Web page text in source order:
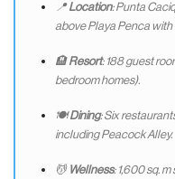
📍Location: Punta
above Playa Penca
🏨Resort: 188 guest
bedroom homes).
🍽Dining: Six
including Peacock Alley.
💆 Wellness: 1,600 sq.